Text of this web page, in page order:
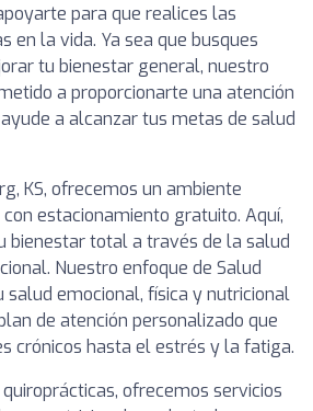
para que realices las
en la vida. Ya sea que busques
tu bienestar general, nuestro
a proporcionarte una atención
a alcanzar tus metas de salud
KS, ofrecemos un ambiente
estacionamiento gratuito. Aquí,
bienestar total a través de la salud
Nuestro enfoque de Salud
salud emocional, física y nutricional
de atención personalizado que
crónicos hasta el estrés y la fatiga.
ofrecemos servicios